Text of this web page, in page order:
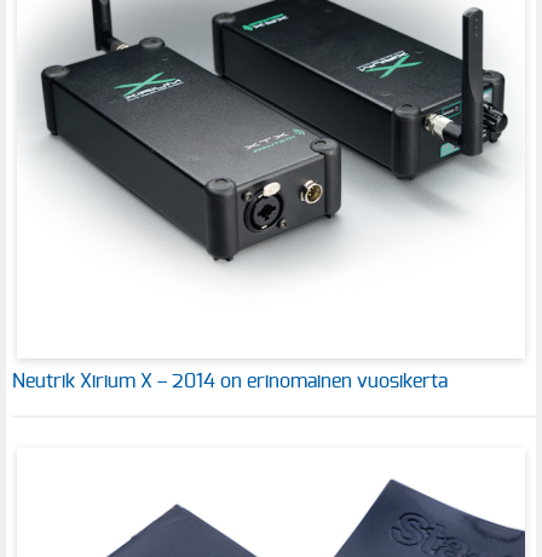
Neutrik Xirium X – 2014 on erinomainen vuosikerta